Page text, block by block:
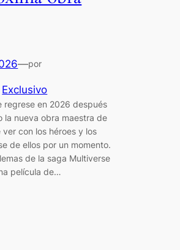
—por
Exclusivo
regrese en 2026 después
la nueva obra maestra de
con los héroes y los
de ellos por un momento.
de la saga Multiverse
película de…